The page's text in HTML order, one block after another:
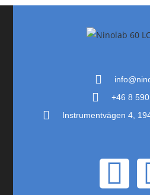
+46 8
Instrumentvägen 4,